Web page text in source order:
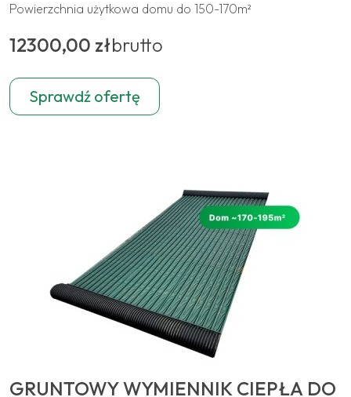
Powierzchnia użytkowa domu do 150-170m²
12300,00 złbrutto
Sprawdź ofertę
GRUNTOWY WYMIENNIK CIEPŁA DO